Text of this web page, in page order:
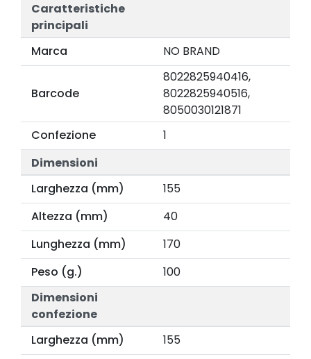
Caratteristiche
principali
Marca
NO BRAND
Barcode
8022825940416,
8022825940516,
8050030121871
Confezione
1
Dimensioni
Larghezza (mm)
155
Altezza (mm)
40
Lunghezza (mm)
170
Peso (g.)
100
Dimensioni
confezione
Larghezza (mm)
155